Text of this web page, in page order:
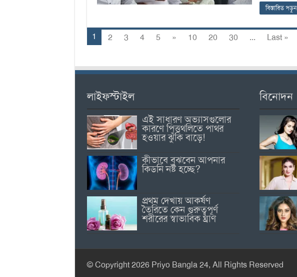
বিস্তারিত পড়ুন
1 2 3 4 5 » 10 20 30 ... Last »
লাইফস্টাইল
এই সাধারণ অভ্যাসগুলোর
কারণে পিত্তথলিতে পাথর
হওয়ার ঝুঁকি বাড়ে!
কীভাবে বুঝবেন আপনার
কিডনি নষ্ট হচ্ছে?
প্রথম দেখায় আকর্ষণ
তৈরিতে কেন গুরুত্বপূর্ণ
শরীরের স্বাভাবিক ঘ্রাণ
বিনোদন
© Copyright 2026 Priyo Bangla 24, All Rights Reserved